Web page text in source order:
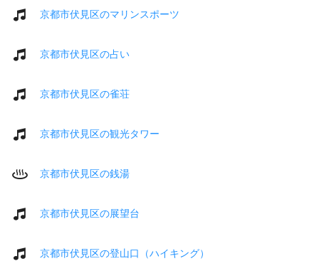
京都市伏見区のマリンスポーツ
京都市伏見区の占い
京都市伏見区の雀荘
京都市伏見区の観光タワー
京都市伏見区の銭湯
京都市伏見区の展望台
京都市伏見区の登山口（ハイキング）